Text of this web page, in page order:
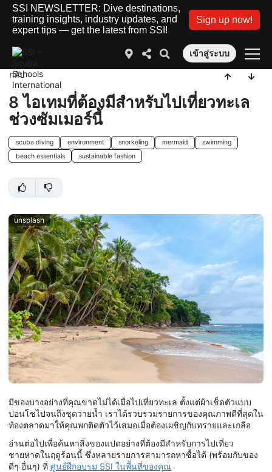
SSI NEWSLETTER: Dive destinations,
training insights, industry updates, and
expert tips — get the latest from SSI!
Sign up now!
เข้าสู่ระบบ
กลับ
8 ไอเทมที่ต้องมีสำหรับไปเที่ยวทะเล
ช่วงซัมเมอร์นี้
scuba diving environment snorkeling mermaid
swimming
beach essentials
sustainable fashion
unsplash
มีของบางอย่างที่คุณขาดไม่ได้เมื่อไปเที่ยวทะเล ตั้งแต่ผ้าเช็ดตัวแบบ
ปอนโชไปจนถึงชุดว่ายน้ำ เราได้รวบรวมรายการของคุณภาพดีที่สุดใน
ท้องตลาดมาให้คุณพกติดตัวไว้เสมอเมื่อต้องเผชิญกับทรายและเกลือ
อ่านต่อไปเพื่อค้นหาสิ่งของแปดอย่างที่ต้องมีสำหรับการไปเที่ยว
ชายหาดในฤดูร้อนนี้ ซึ่งหลายรายการสามารถหาซื้อได้ (พร้อมกับของ
ดีๆ อื่นๆ) ที่ ศูนย์ฝึกอบรม SSI ในพื้นที่ของคุณ